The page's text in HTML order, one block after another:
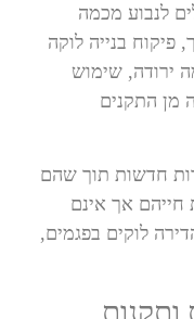
לנבוע מכמה
פיקוח בנייה לוקה
ירודה, שימוש
מן התקנים
חדשות תוך שהם
חייהם אך אינם
לוקים בפגמים,